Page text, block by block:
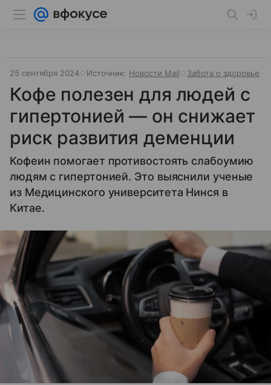
25 сентября 2024 Источник: Новости Mail Забота о здоровье
Кофе полезен для людей с
гипертонией — он снижает
риск развития деменции
Кофеин помогает противостоять слабоумию
людям с гипертонией. Это выяснили ученые
из Медицинского университета Нинся в
Китае.